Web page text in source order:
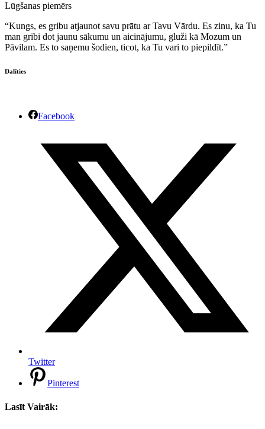
Lūgšanas piemērs
“Kungs, es gribu atjaunot savu prātu ar Tavu Vārdu. Es zinu, ka Tu
man gribi dot jaunu sākumu un aicinājumu, gluži kā Mozum un
Pāvilam. Es to saņemu šodien, ticot, ka Tu vari to piepildīt.”
Dalīties
Facebook
Twitter
Pinterest
Lasīt Vairāk: